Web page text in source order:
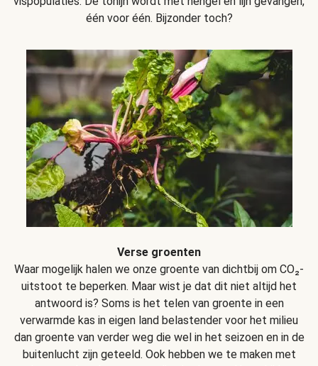
één voor één. Bijzonder toch?
Verse groenten
Waar mogelijk halen we onze groente van dichtbij om CO₂-
uitstoot te beperken. Maar wist je dat dit niet altijd het
antwoord is? Soms is het telen van groente in een
verwarmde kas in eigen land belastender voor het milieu
dan groente van verder weg die wel in het seizoen en in de
buitenlucht zijn geteeld. Ook hebben we te maken met